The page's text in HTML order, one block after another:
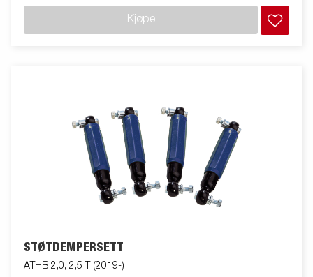
Kjøpe
STØTDEMPERSETT
ATHB 2,0, 2,5 T (2019-)